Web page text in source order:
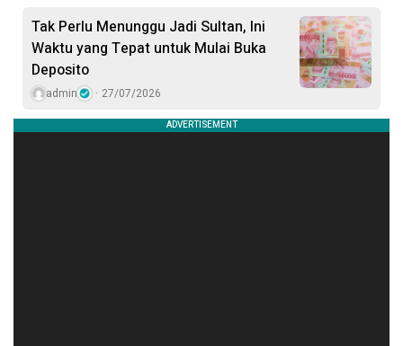
Tak Perlu Menunggu Jadi Sultan, Ini
Waktu yang Tepat untuk Mulai Buka
Deposito
admin 27/07/2026